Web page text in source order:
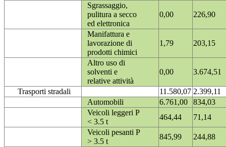
Sgrassaggio,
pulitura a secco
ed elettronica
0,00 226,90
Manifattura e
lavorazione di
prodotti chimici
1,79 203,15
Altro uso di
solventi e
relative attività
0,00 3.674,51
Trasporti stradali 11.580,07 2.399,11
Automobili
6.761,00
834,03
Veicoli leggeri P
< 3.5 t
464,44
71,14
Veicoli pesanti P
> 3.5 t
845,99
244,88